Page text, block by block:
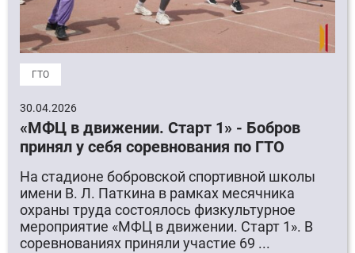
ГТО
30.04.2026
«МФЦ в движении. Старт 1» - Бобров
принял у себя соревнования по ГТО
На стадионе бобровской спортивной школы
имени В. Л. Паткина в рамках месячника
охраны труда состоялось физкультурное
мероприятие «МФЦ в движении. Старт 1». В
соревнованиях приняли участие 69 ...